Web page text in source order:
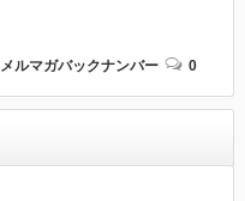
メルマガバックナンバー 0